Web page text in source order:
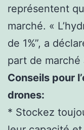
représentent
marché. «
de 1%”, a
part de marché
Conseils pour
drones:
* Stockez